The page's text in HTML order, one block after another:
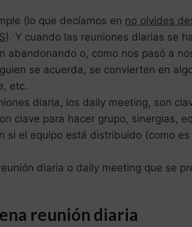
(lo que decíamos en no olvides
). Y cuando las reuniones diarias se
abandonando o, como nos pasó a
se acuerda, se convierten en
etc.
diaria, los daily meeting, son
clave para hacer grupo, sinergias,
si el equipo está distribuido (como
diaria o daily meeting que se
reunión diaria